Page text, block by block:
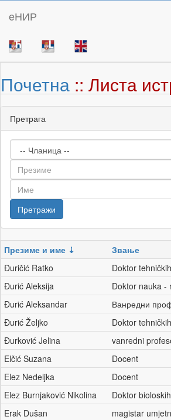
eНИР
Почетна :: Листа
Претрага
Презиме и име
Звање
Đuričić Ratko
Doktor
Đurić Aleksija
Doktor nauka -
Đurić Aleksandar
Ванредни
Đurić Željko
Doktor
Đurković Jelina
vanredni
Elčić Suzana
Docent
Elez Nedeljka
Docent
Elez Burnjaković Nikolina
Doktor
Erak Dušan
magistar